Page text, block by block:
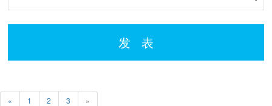
发 表
« 1 2 3 »